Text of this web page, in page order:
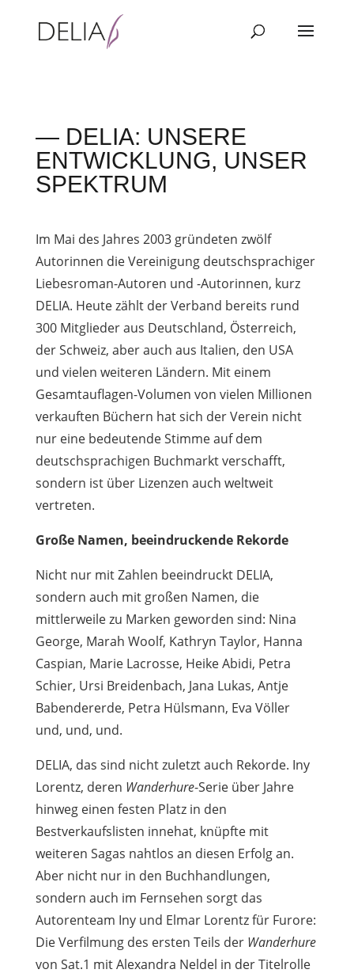
— DELIA: UNSERE
ENTWICKLUNG, UNSER
SPEKTRUM
Im Mai des Jahres 2003 gründeten zwölf
Autorinnen die Vereinigung deutschsprachiger
Liebesroman-Autoren und -Autorinnen, kurz
DELIA. Heute zählt der Verband bereits rund
300 Mitglieder aus Deutschland, Österreich,
der Schweiz, aber auch aus Italien, den USA
und vielen weiteren Ländern. Mit einem
Gesamtauflagen-Volumen von vielen Millionen
verkauften Büchern hat sich der Verein nicht
nur eine bedeutende Stimme auf dem
deutschsprachigen Buchmarkt verschafft,
sondern ist über Lizenzen auch weltweit
vertreten.
Große Namen, beeindruckende Rekorde
Nicht nur mit Zahlen beeindruckt DELIA,
sondern auch mit großen Namen, die
mittlerweile zu Marken geworden sind: Nina
George, Marah Woolf, Kathryn Taylor, Hanna
Caspian, Marie Lacrosse, Heike Abidi, Petra
Schier, Ursi Breidenbach, Jana Lukas, Antje
Babendererde, Petra Hülsmann, Eva Völler
und, und, und.
DELIA, das sind nicht zuletzt auch Rekorde. Iny
Lorentz, deren Wanderhure-Serie über Jahre
hinweg einen festen Platz in den
Bestverkaufslisten innehat, knüpfte mit
weiteren Sagas nahtlos an diesen Erfolg an.
Aber nicht nur in den Buchhandlungen,
sondern auch im Fernsehen sorgt das
Autorenteam Iny und Elmar Lorentz für Furore:
Die Verfilmung des ersten Teils der Wanderhure
von Sat.1 mit Alexandra Neldel in der Titelrolle